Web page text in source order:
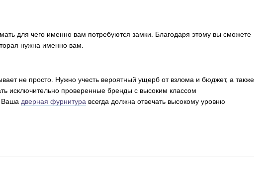
для чего именно вам потребуются замки. Благодаря этому вы сможете
нужна именно вам.
не просто. Нужно учесть вероятный ущерб от взлома и бюджет, а также
исключительно проверенные бренды с высоким классом
Ваша дверная фурнитура всегда должна отвечать высокому уровню